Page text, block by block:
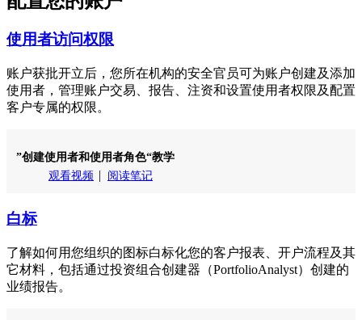
使用者访问权限
账户获批开立后，您所在机构的安全官员可为账户创建及添加
使用者，管理账户交易、报告、注资和设置使用者权限及配置
客户专属的权限。
”创建使用者和使用者角色“教学
观看视频
阅读笔记
白标
了解如何用您组织的图标白标化您的客户报表、开户流程及其
它材料，包括通过投资组合创建器（PortfolioAnalyst）创建的
业绩报告。